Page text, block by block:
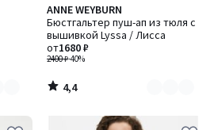
ANNE WEYBURN
Бюстгальтер пуш-ап из тюля с
вышивкой Lyssa / Лисса
2400 ₽-40%
от1680 ₽
4,4
/ 5
Количество
цветов:
5
4,4
/